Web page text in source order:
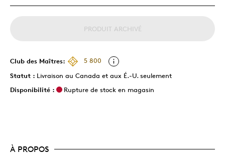
PRODUIT ARCHIVÉ
Club des Maîtres:
5 800
Statut : Livraison au Canada et aux É.-U. seulement
Disponibilité :
Rupture de stock en magasin
À PROPOS